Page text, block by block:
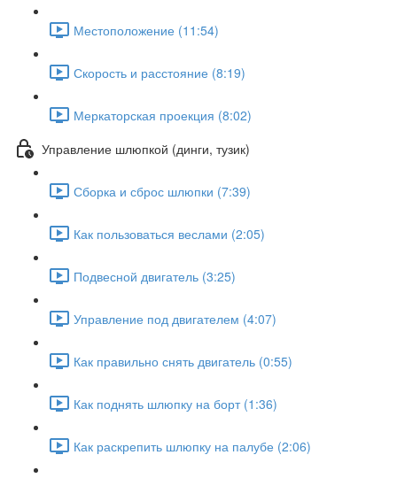
Местоположение (11:54)
Скорость и расстояние (8:19)
Меркаторская проекция (8:02)
Управление шлюпкой (динги, тузик)
Сборка и сброс шлюпки (7:39)
Как пользоваться веслами (2:05)
Подвесной двигатель (3:25)
Управление под двигателем (4:07)
Как правильно снять двигатель (0:55)
Как поднять шлюпку на борт (1:36)
Как раскрепить шлюпку на палубе (2:06)